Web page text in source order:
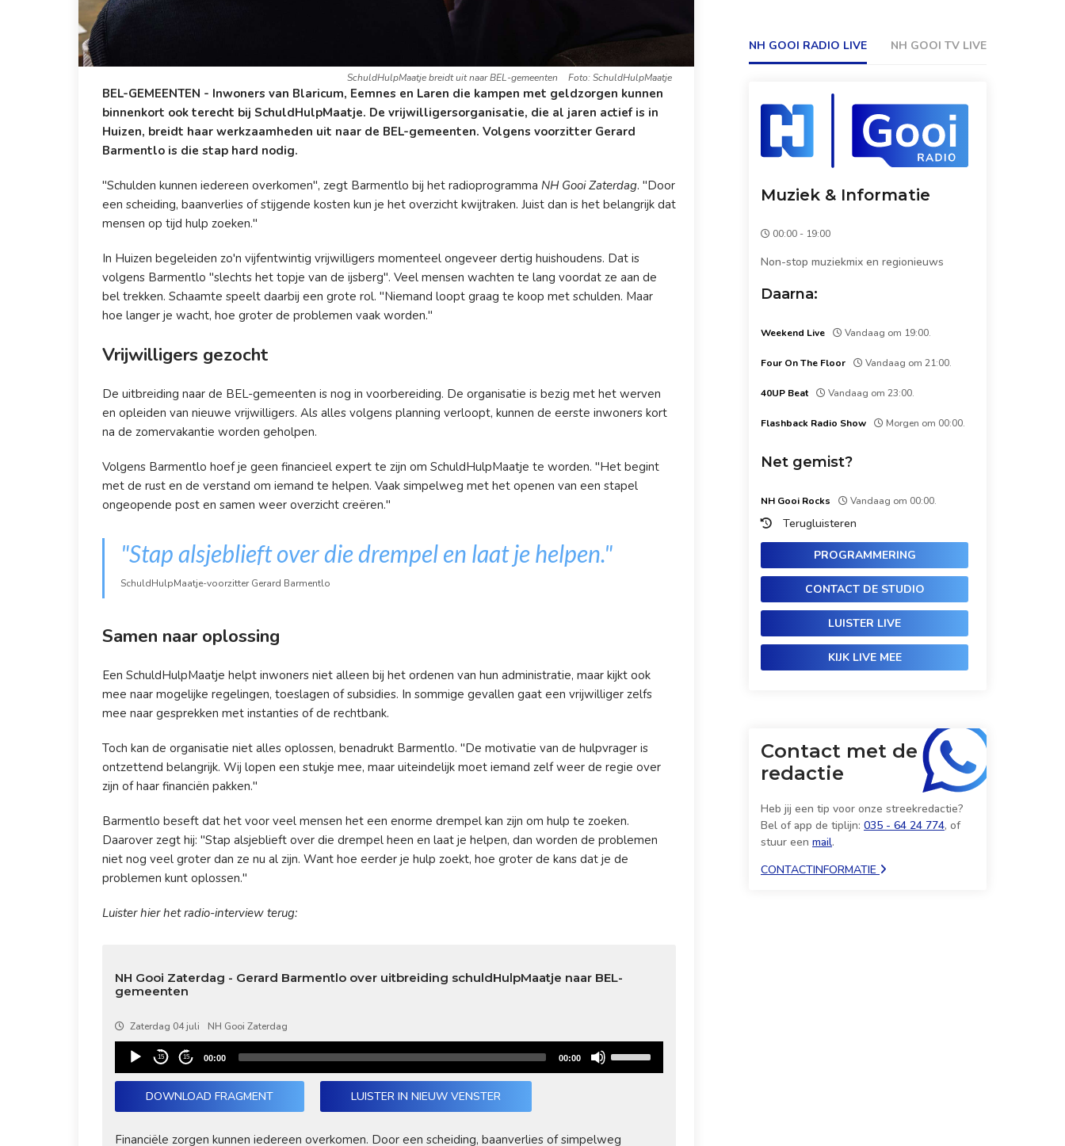
SchuldHulpMaatje breidt uit naar BEL-gemeenten Foto: SchuldHulpMaatje
BEL-GEMEENTEN - Inwoners van Blaricum, Eemnes en Laren die kampen met geldzorgen kunnen
binnenkort ook terecht bij SchuldHulpMaatje. De vrijwilligersorganisatie, die al jaren actief is in
Huizen, breidt haar werkzaamheden uit naar de BEL-gemeenten. Volgens voorzitter Gerard
Barmentlo is die stap hard nodig.
"Schulden kunnen iedereen overkomen", zegt Barmentlo bij het radioprogramma NH Gooi Zaterdag. "Door
een scheiding, baanverlies of stijgende kosten kun je het overzicht kwijtraken. Juist dan is het belangrijk dat
mensen op tijd hulp zoeken."
In Huizen begeleiden zo'n vijfentwintig vrijwilligers momenteel ongeveer dertig huishoudens. Dat is
volgens Barmentlo "slechts het topje van de ijsberg". Veel mensen wachten te lang voordat ze aan de
bel trekken. Schaamte speelt daarbij een grote rol. "Niemand loopt graag te koop met schulden. Maar
hoe langer je wacht, hoe groter de problemen vaak worden."
Vrijwilligers gezocht
De uitbreiding naar de BEL-gemeenten is nog in voorbereiding. De organisatie is bezig met het werven
en opleiden van nieuwe vrijwilligers. Als alles volgens planning verloopt, kunnen de eerste inwoners kort
na de zomervakantie worden geholpen.
Volgens Barmentlo hoef je geen financieel expert te zijn om SchuldHulpMaatje te worden. "Het begint
met de rust en de verstand om iemand te helpen. Vaak simpelweg met het openen van een stapel
ongeopende post en samen weer overzicht creëren."
"Stap alsjeblieft over die drempel en laat je helpen."
SchuldHulpMaatje-voorzitter Gerard Barmentlo
Samen naar oplossing
Een SchuldHulpMaatje helpt inwoners niet alleen bij het ordenen van hun administratie, maar kijkt ook
mee naar mogelijke regelingen, toeslagen of subsidies. In sommige gevallen gaat een vrijwilliger zelfs
mee naar gesprekken met instanties of de rechtbank.
Toch kan de organisatie niet alles oplossen, benadrukt Barmentlo. "De motivatie van de hulpvrager is
ontzettend belangrijk. Wij lopen een stukje mee, maar uiteindelijk moet iemand zelf weer de regie over
zijn of haar financiën pakken."
Barmentlo beseft dat het voor veel mensen het een enorme drempel kan zijn om hulp te zoeken.
Daarover zegt hij: "Stap alsjeblieft over die drempel heen en laat je helpen, dan worden de problemen
niet nog veel groter dan ze nu al zijn. Want hoe eerder je hulp zoekt, hoe groter de kans dat je de
problemen kunt oplossen."
Luister hier het radio-interview terug:
NH Gooi Zaterdag - Gerard Barmentlo over uitbreiding schuldHulpMaatje naar BEL-
gemeenten
Zaterdag 04 juli NH Gooi Zaterdag
Audio
15 15 00:00 00:00
DOWNLOAD FRAGMENT LUISTER IN NIEUW VENSTER
Financiële zorgen kunnen iedereen overkomen. Door een scheiding, baanverlies of simpelweg
NH GOOI RADIO LIVE NH GOOI TV LIVE
Muziek & Informatie
00:00 - 19:00
Non-stop muziekmix en regionieuws
Daarna:
Weekend Live Vandaag om 19:00.
Four On The Floor Vandaag om 21:00.
40UP Beat Vandaag om 23:00.
Flashback Radio Show Morgen om 00:00.
Net gemist?
NH Gooi Rocks Vandaag om 00:00.
Terugluisteren
PROGRAMMERING
CONTACT DE STUDIO
LUISTER LIVE
KIJK LIVE MEE
Contact met de
redactie
Heb jij een tip voor onze streekredactie?
Bel of app de tiplijn: 035 - 64 24 774, of
stuur een mail.
CONTACTINFORMATIE